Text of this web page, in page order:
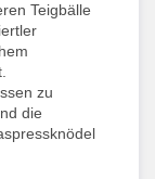
Teigbälle
zu
die